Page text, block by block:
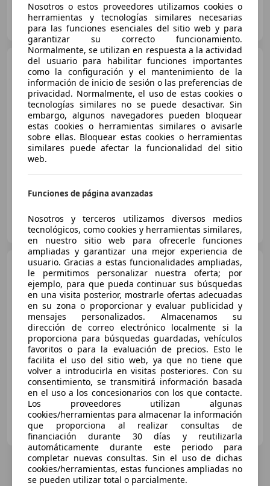
Clidrive Group
ES-28006 MADRID
SEAT Leon
León 1.2 TSI Style
Copa Style Copa
€ 7.400
Preciojusto
04/2012
Particular
ES-28034 Madrid
SEAT Leon1.2 TSI S&S
Reference 105
€ 8.900 1
Precio justo
07/2013 152.432 km Gasolina 77 kW (105 CV)
OCASIONPLUS LA MAQUINISTA II
ES-08020 SANT ANDREU
Nosotros o estos proveedores utilizamos cookies o
herramientas y tecnologías similares necesarias
para las funciones esenciales del sitio web y para
garantizar su correcto funcionamiento.
Normalmente, se utilizan en respuesta a la actividad
del usuario para habilitar funciones importantes
como la configuración y el mantenimiento de la
información de inicio de sesión o las preferencias de
privacidad. Normalmente, el uso de estas cookies o
tecnologías similares no se puede desactivar. Sin
embargo, algunos navegadores pueden bloquear
estas cookies o herramientas similares o avisarle
sobre ellas. Bloquear estas cookies o herramientas
similares puede afectar la funcionalidad del sitio
web.
Funciones de página avanzadas
Nosotros y terceros utilizamos diversos medios
tecnológicos, como cookies y herramientas similares,
en nuestro sitio web para ofrecerle funciones
ampliadas y garantizar una mejor experiencia de
usuario. Gracias a estas funcionalidades ampliadas,
le permitimos personalizar nuestra oferta; por
ejemplo, para que pueda continuar sus búsquedas
en una visita posterior, mostrarle ofertas adecuadas
en su zona o proporcionar y evaluar publicidad y
mensajes personalizados. Almacenamos su
dirección de correo electrónico localmente si la
proporciona para búsquedas guardadas, vehículos
favoritos o para la evaluación de precios. Esto le
facilita el uso del sitio web, ya que no tiene que
volver a introducirla en visitas posteriores. Con su
consentimiento, se transmitirá información basada
en el uso a los concesionarios con los que contacte.
Los proveedores utilizan algunas
cookies/herramientas para almacenar la información
que proporciona al realizar consultas de
financiación durante 30 días y reutilizarla
automáticamente durante este periodo para
completar nuevas consultas. Sin el uso de dichas
cookies/herramientas, estas funciones ampliadas no
se pueden utilizar total o parcialmente.